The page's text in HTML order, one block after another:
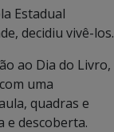
Estadual
decidiu vivê-los.
ao Dia do Livro,
uma
quadras e
e descoberta.